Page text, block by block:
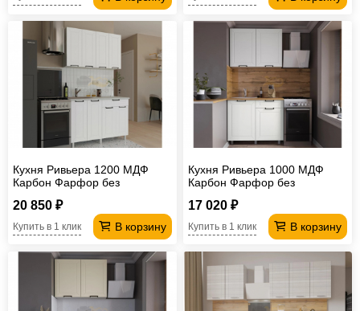
Кухня Ривьера 1200 МДФ
Карбон Фарфор без
20 850 ₽
В корзину
Купить в 1 клик
Кухня Ривьера 1000 МДФ
Карбон Фарфор без
17 020 ₽
В корзину
Купить в 1 клик